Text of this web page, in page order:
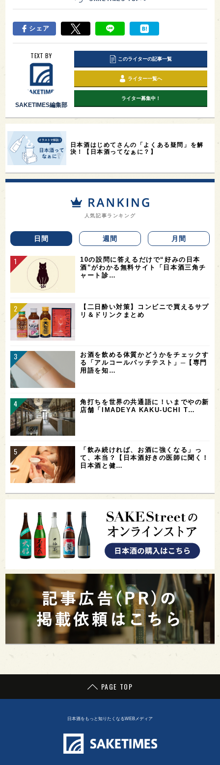
シェア
TEXT BY
SAKETIMES編集部
このライターの記事一覧
ライター一覧へ
ライター募集中！
日本酒はじめてさんの「よくある疑問」を解
決！【日本酒ってなぁに？】
人気記事ランキング
日間 週間 月間
10の設問に答えるだけで“好みの日本
酒”がわかる無料サイト「日本酒三角チ
ャート診…
【二日酔い対策】コンビニで買えるサプ
リ＆ドリンクまとめ
お酒を飲める体質かどうかをチェックす
る「アルコールパッチテスト」─【専門
用語を知…
角打ちを世界の共通語に！いまでやの新
店舗「IMADEYA KAKU-UCHI T…
「飲み続ければ、お酒に強くなる」っ
て、本当？【日本酒好きの医師に聞く！
日本酒と健…
PAGE TOP
日本酒をもっと知りたくなるWEBメディア